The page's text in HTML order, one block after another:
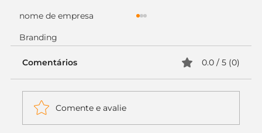
nome de empresa
Branding
Comentários 0.0 / 5 (0)
Comente e avalie